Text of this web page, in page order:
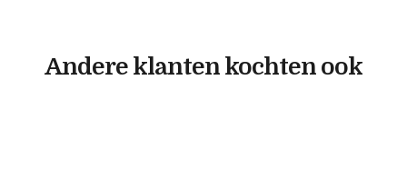
Andere klanten kochten ook